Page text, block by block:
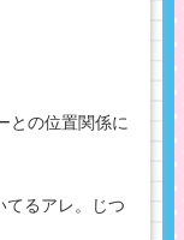
との位置関係に
てるアレ。じつ